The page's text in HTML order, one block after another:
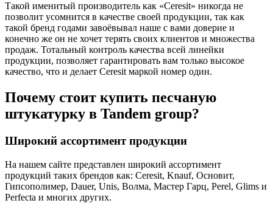
Такой именитый производитель как «Ceresit» никогда не
позволит усомнится в качестве своей продукции, так как
такой бренд годами завоёвывал наше с вами доверие и
конечно же он не хочет терять своих клиентов и множества
продаж. Тотальный контроль качества всей линейки
продукции, позволяет гарантировать вам только высокое
качество, что и делает Ceresit маркой номер один.
Почему стоит купить песчаную
штукатурку в Tandem group?
Широкий ассортимент продукции
На нашем сайте представлен широкий ассортимент
продукций таких брендов как: Ceresit, Knauf, Основит,
Гипсополимер, Dauer, Unis, Волма, Мастер Гарц, Perel, Glims и
Perfecta и многих других.